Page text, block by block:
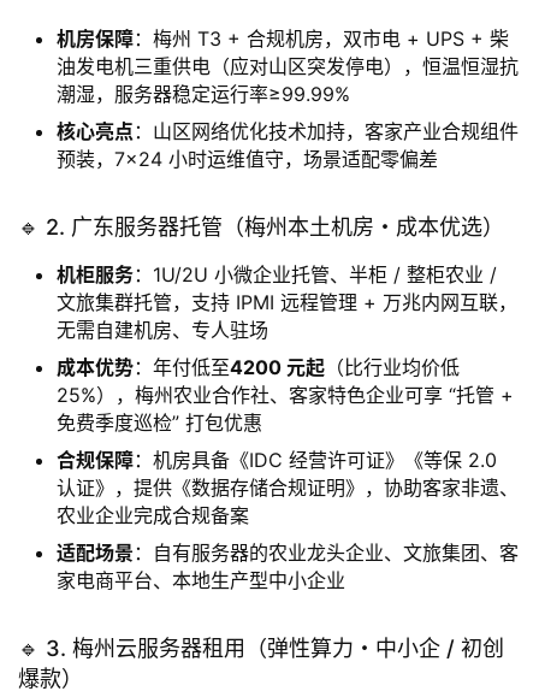
机房保障：梅州 T3 + 合规机房，双市电 + UPS + 柴
油发电机三重供电（应对山区突发停电），恒温恒湿抗
潮湿，服务器稳定运行率≥99.99%
核心亮点 ：山区网络优化技术加持，客家产业合规组件
预装，7×24 小时运维值守，场景适配零偏差
🔹 2. 广东服务器托管（梅州本土机房・成本优选）
机柜服务：1U/2U 小微企业托管、半柜 / 整柜农业 /
文旅集群托管，支持 IPMI 远程管理 + 万兆内网互联，
无需自建机房、专人驻场
成本优势：年付低至4200 元起 （比行业均价低
25%），梅州农业合作社、客家特色企业可享 “托管 +
免费季度巡检” 打包优惠
合规保障：机房具备《IDC 经营许可证》《等保 2.0
认证》，提供《数据存储合规证明》，协助客家非遗、
农业企业完成合规备案
适配场景 ：自有服务器的农业龙头企业、文旅集团、客
家电商平台、本地生产型中小企业
🔹 3. 梅州云服务器租用（弹性算力・中小企 / 初创
爆款）